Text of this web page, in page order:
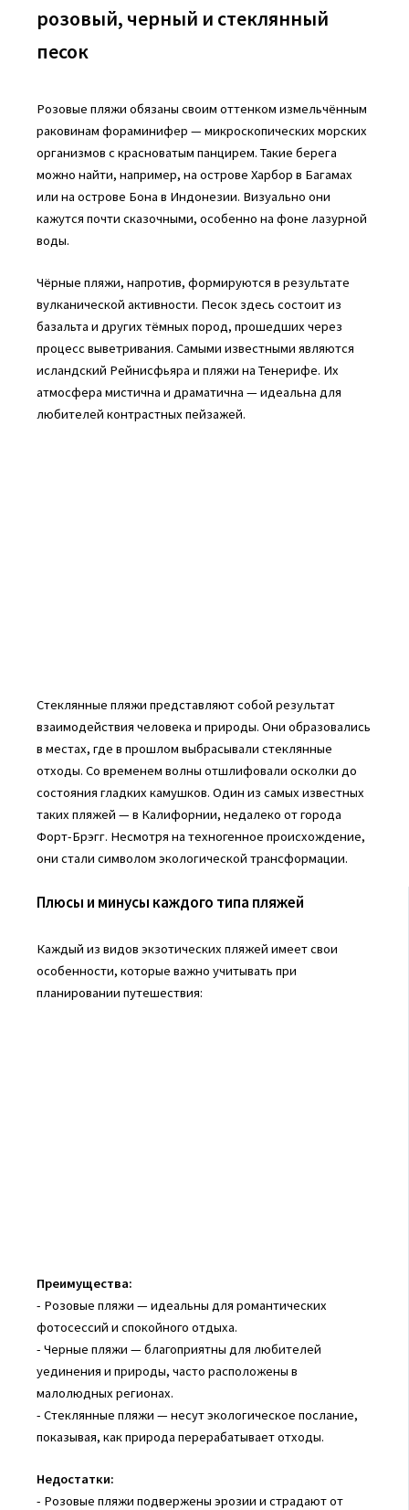
розовый, черный и стеклянный
песок
Розовые пляжи обязаны своим оттенком измельчённым
раковинам фораминифер — микроскопических морских
организмов с красноватым панцирем. Такие берега
можно найти, например, на острове Харбор в Багамах
или на острове Бона в Индонезии. Визуально они
кажутся почти сказочными, особенно на фоне лазурной
воды.
Чёрные пляжи, напротив, формируются в результате
вулканической активности. Песок здесь состоит из
базальта и других тёмных пород, прошедших через
процесс выветривания. Самыми известными являются
исландский Рейнисфьяра и пляжи на Тенерифе. Их
атмосфера мистична и драматична — идеальна для
любителей контрастных пейзажей.
Стеклянные пляжи представляют собой результат
взаимодействия человека и природы. Они образовались
в местах, где в прошлом выбрасывали стеклянные
отходы. Со временем волны отшлифовали осколки до
состояния гладких камушков. Один из самых известных
таких пляжей — в Калифорнии, недалеко от города
Форт-Брэгг. Несмотря на техногенное происхождение,
они стали символом экологической трансформации.
Плюсы и минусы каждого типа пляжей
Каждый из видов экзотических пляжей имеет свои
особенности, которые важно учитывать при
планировании путешествия:
Преимущества:
- Розовые пляжи — идеальны для романтических
фотосессий и спокойного отдыха.
- Черные пляжи — благоприятны для любителей
уединения и природы, часто расположены в
малолюдных регионах.
- Стеклянные пляжи — несут экологическое послание,
показывая, как природа перерабатывает отходы.
Недостатки:
- Розовые пляжи подвержены эрозии и страдают от